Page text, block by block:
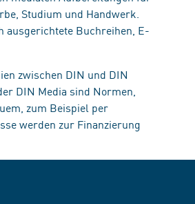
Studium und Handwerk.
ausgerichtete Buchreihen, E-
zwischen DIN und DIN
DIN Media sind Normen,
zum Beispiel per
werden zur Finanzierung